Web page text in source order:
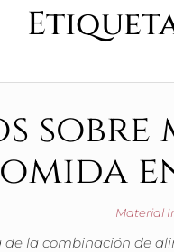
sobre
Material
la combinación de